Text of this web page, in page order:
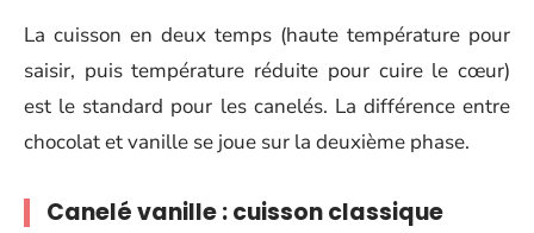
La cuisson en deux temps (haute température pour
saisir, puis température réduite pour cuire le cœur)
est le standard pour les canelés. La différence entre
chocolat et vanille se joue sur la deuxième phase.
Canelé vanille : cuisson classique